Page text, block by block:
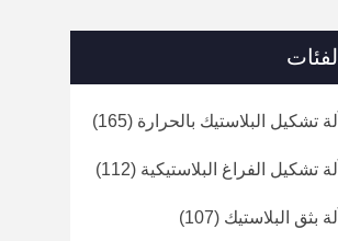
الفئات
آلة تشكيل البلاستيك بالحرارة (165)
آلة تشكيل الفراغ البلاستيكية (112)
آلة بثق البلاستيك (107)